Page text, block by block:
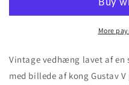
vedhæng
krone
vedhæng
1929More
Vintage vedhæng lavet af en
med billede af kong Gustav